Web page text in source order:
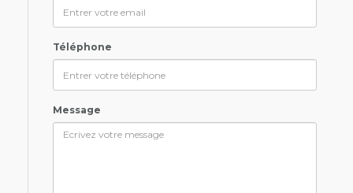
Téléphone
Message